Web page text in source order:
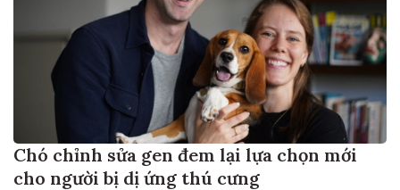
Chó chỉnh sửa gen đem lại lựa chọn mới
cho người bị dị ứng thú cưng